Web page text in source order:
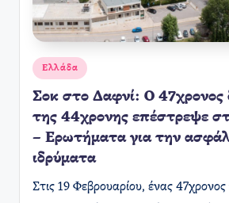
Αναρτήθηκε
Ελλάδα
Σοκ στο Δαφνί: Ο 47χρονος
της 44χρονης επέστρεψε
– Ερωτήματα για την
ιδρύματα
Στις 19 Φεβρουαρίου, ένας